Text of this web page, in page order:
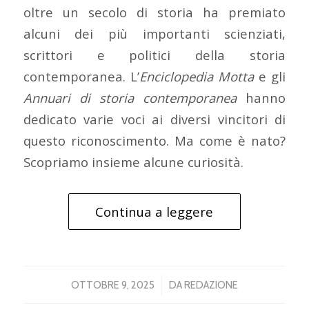
oltre un secolo di storia ha premiato
alcuni dei più importanti scienziati,
scrittori e politici della storia
contemporanea. L’Enciclopedia Mottae gli
Annuari di storia contemporaneahanno
dedicato varie voci ai diversi vincitori di
questo riconoscimento. Ma come è nato?
Scopriamo insieme alcune curiosità.
Continua a leggere
OTTOBRE 9, 2025
/ DAREDAZIONE